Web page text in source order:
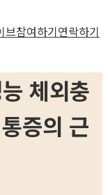
브참여하기연락하기
체외충
증의 근